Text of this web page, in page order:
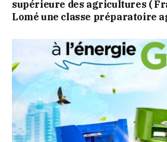
supérieure des agricultures (
Lomé une classe préparatoire